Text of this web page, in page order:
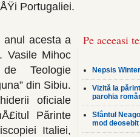
Portugaliei.
Pe aceeasi
Nepsis
Vizită la
parohia
Sfântul
mod
anul acesta a
Vasile Mihoc
Teologie
din Sibiu.
ofi­ciale
Părinte
Italiei,